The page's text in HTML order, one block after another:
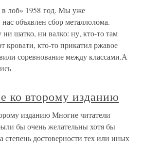
в лоб» 1958 год. Мы уже
объявлен сбор металлолома.
шатко, ни валко: ну, кто-то там
кровати, кто-то прикатил ржавое
соревнование между классами.А
ко второму изданию
изданию Многие читатели
бы очень желательны хотя бы
степень достоверности тех или иных